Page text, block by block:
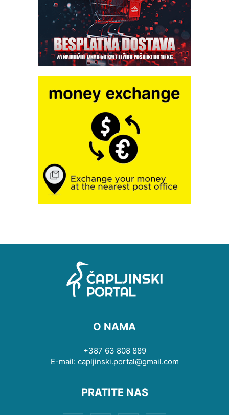
O NAMA
+387 63 808 889
E-mail: capljinski.portal@gmail.com
PRATITE NAS